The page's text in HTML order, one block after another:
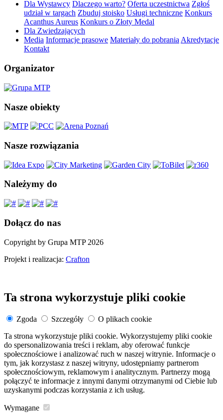
Dla Wystawcy Dlaczego warto? Oferta uczestnictwa Zgłoś
udział w targach Zbuduj stoisko Usługi techniczne Konkurs
Acanthus Aureus Konkurs o Złoty Medal
Dla Zwiedzających
Media Informacje prasowe Materiały do pobraniaAkredytacje
Kontakt
Organizator
Nasze obiekty
Nasze rozwiązania
Należymy do
Dołącz do nas
Copyright by Grupa MTP 2026
Projekt i realizacja: Crafton
Ta strona wykorzystuje pliki cookie
Zgoda Szczegóły
O plikach cookie
Ta strona wykorzystuje pliki cookie. Wykorzystujemy pliki cookie
do spersonalizowania treści i reklam, aby oferować funkcje
społecznościowe i analizować ruch w naszej witrynie. Informacje o
tym, jak korzystasz z naszej witryny, udostępniamy partnerom
społecznościowym, reklamowym i analitycznym. Partnerzy mogą
połączyć te informacje z innymi danymi otrzymanymi od Ciebie lub
uzyskanymi podczas korzystania z ich usług.
Wymagane